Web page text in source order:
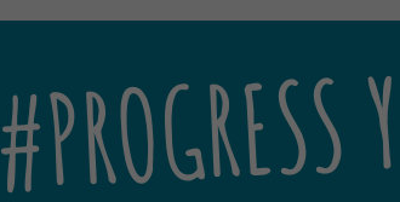
#PROGRESS